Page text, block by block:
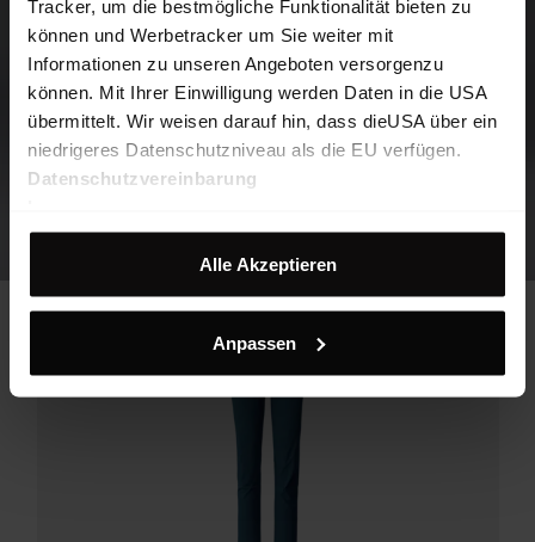
Tracker, um die bestmögliche Funktionalität bieten zu
können und Werbetracker um Sie weiter mit
Informationen zu unseren Angeboten versorgenzu
können. Mit Ihrer Einwilligung werden Daten in die USA
übermittelt. Wir weisen darauf hin, dass dieUSA über ein
niedrigeres Datenschutzniveau als die EU verfügen.
Datenschutzvereinbarung
Alle Akzeptieren
Anpassen